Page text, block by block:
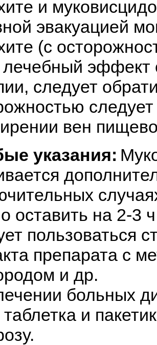
и
эвакуацией
(с
эффект
следует
вен
указания:
оставить на 2-3
пользоваться
препарата с
и др.
больных
таблетка и